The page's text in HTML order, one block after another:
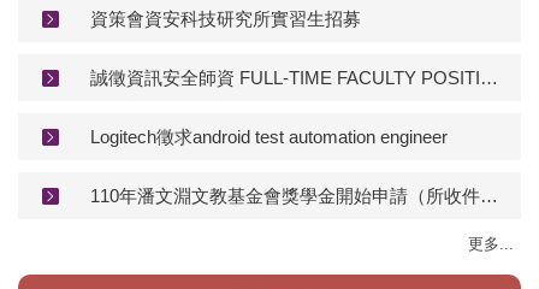
資策會資安科技研究所實習生招募
誠徵資訊安全師資 FULL-TIME FACULTY POSITIONS
Logitech徵求android test automation engineer
110年潘文淵文教基金會獎學金開始申請（所收件截止日9/9)
更多...